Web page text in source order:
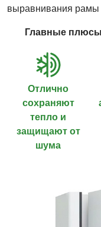
выравнивания рамы
Главные
Отлично
сохраняют
тепло и
защищают от
шума